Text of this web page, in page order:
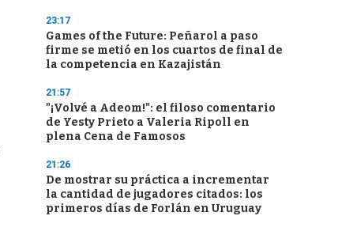
23:17
Games of the Future: Peñarol a paso
firme se metió en los cuartos de final de
la competencia en Kazajistán
21:57
"¡Volvé a Adeom!": el filoso comentario
de Yesty Prieto a Valeria Ripoll en
plena Cena de Famosos
21:26
De mostrar su práctica a incrementar
la cantidad de jugadores citados: los
primeros días de Forlán en Uruguay